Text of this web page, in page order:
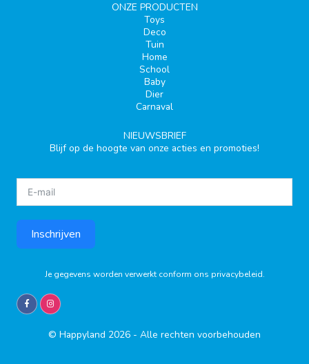
ONZE PRODUCTEN
Toys
Deco
Tuin
Home
School
Baby
Dier
Carnaval
NIEUWSBRIEF
Blijf op de hoogte van onze acties en promoties!
Inschrijven
Je gegevens worden verwerkt conform ons privacybeleid.
© Happyland 2026 - Alle rechten voorbehouden